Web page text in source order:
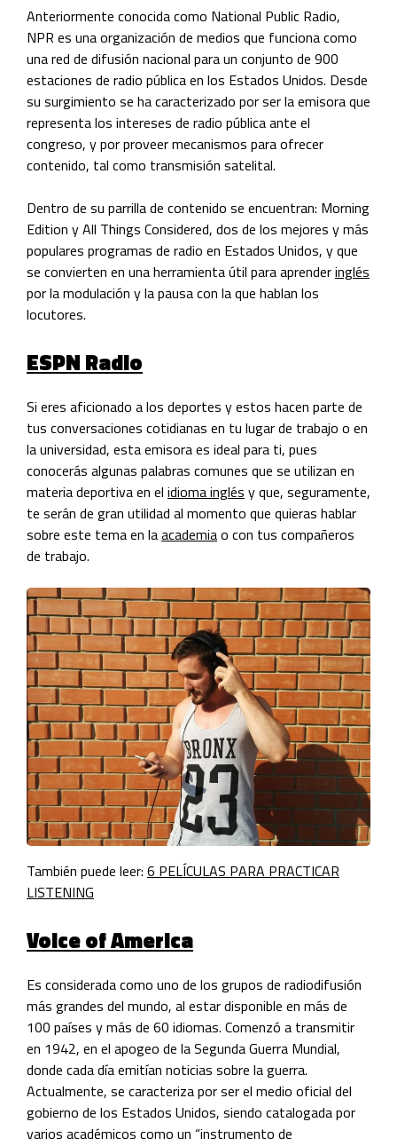
Anteriormente conocida como National Public Radio,
NPR es una organización de medios que funciona como
una red de difusión nacional para un conjunto de 900
estaciones de radio pública en los Estados Unidos. Desde
su surgimiento se ha caracterizado por ser la emisora que
representa los intereses de radio pública ante el
congreso, y por proveer mecanismos para ofrecer
contenido, tal como transmisión satelital.
Dentro de su parrilla de contenido se encuentran: Morning
Edition y All Things Considered, dos de los mejores y más
populares programas de radio en Estados Unidos, y que
se convierten en una herramienta útil paraaprenderinglés
por la modulación y la pausa con la que hablan los
locutores.
ESPN Radio
Si eres aficionado a los deportes y estos hacen parte de
tus conversaciones cotidianas en tu lugar de trabajo o en
la universidad, esta emisora es ideal para ti, pues
conocerás algunas palabras comunes que se utilizan en
materia deportiva en el idioma inglés y que, seguramente,
te serán de gran utilidad al momento que quieras hablar
sobre este tema en laacademiao con tus compañeros
de trabajo.
También puede leer: 6 PELÍCULAS PARA PRACTICAR
LISTENING
Voice of America
Es considerada como uno de los grupos de radiodifusión
más grandes del mundo, al estar disponible en más de
100 países y más de 60 idiomas. Comenzó a transmitir
en 1942, en el apogeo de la Segunda Guerra Mundial,
donde cada día emitían noticias sobre la guerra.
Actualmente, se caracteriza por ser el medio oficial del
gobierno de los Estados Unidos, siendo catalogada por
varios académicos como un “instrumento de